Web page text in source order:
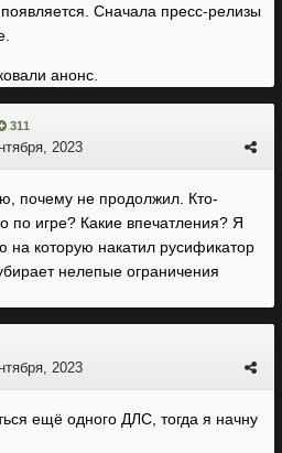
Сначала пресс-релизы
анонс.
311
2023
почему не продолжил. Кто-
по игре? Какие впечатления? Я
на которую накатил русификатор
нелепые ограничения
2023
ещё одного ДЛС, тогда я начну